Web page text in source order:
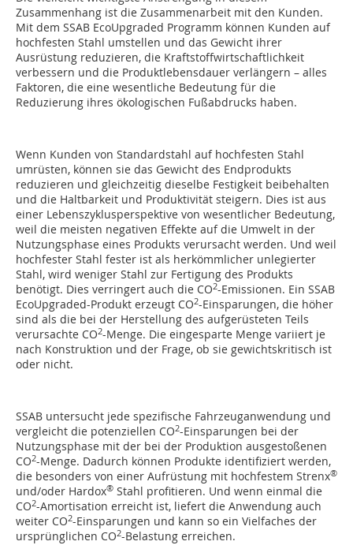
Zusammenhang ist die Zusammenarbeit mit den Kunden.
Mit dem SSAB EcoUpgraded Programm können Kunden auf
hochfesten Stahl umstellen und das Gewicht ihrer
Ausrüstung reduzieren, die Kraftstoffwirtschaftlichkeit
verbessern und die Produktlebensdauer verlängern – alles
Faktoren, die eine wesentliche Bedeutung für die
Reduzierung ihres ökologischen Fußabdrucks haben.
Wenn Kunden von Standardstahl auf hochfesten Stahl
umrüsten, können sie das Gewicht des Endprodukts
reduzieren und gleichzeitig dieselbe Festigkeit beibehalten
und die Haltbarkeit und Produktivität steigern. Dies ist aus
einer Lebenszyklusperspektive von wesentlicher Bedeutung,
weil die meisten negativen Effekte auf die Umwelt in der
Nutzungsphase eines Produkts verursacht werden. Und weil
hochfester Stahl fester ist als herkömmlicher unlegierter
Stahl, wird weniger Stahl zur Fertigung des Produkts
benötigt. Dies verringert auch die CO2-Emissionen. Ein SSAB
EcoUpgraded-Produkt erzeugt CO2-Einsparungen, die höher
sind als die bei der Herstellung des aufgerüsteten Teils
verursachte CO2-Menge. Die eingesparte Menge variiert je
nach Konstruktion und der Frage, ob sie gewichtskritisch ist
oder nicht.
SSAB untersucht jede spezifische Fahrzeuganwendung und
vergleicht die potenziellen CO2-Einsparungen bei der
Nutzungsphase mit der bei der Produktion ausgestoßenen
CO2-Menge. Dadurch können Produkte identifiziert werden,
die besonders von einer Aufrüstung mit hochfestem Strenx®
und/oder Hardox® Stahl profitieren. Und wenn einmal die
CO2-Amortisation erreicht ist, liefert die Anwendung auch
weiter CO2-Einsparungen und kann so ein Vielfaches der
ursprünglichen CO2-Belastung erreichen.